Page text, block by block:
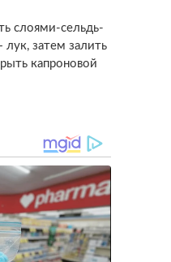
слоями-сельдь-
лук, затем залить
капроновой